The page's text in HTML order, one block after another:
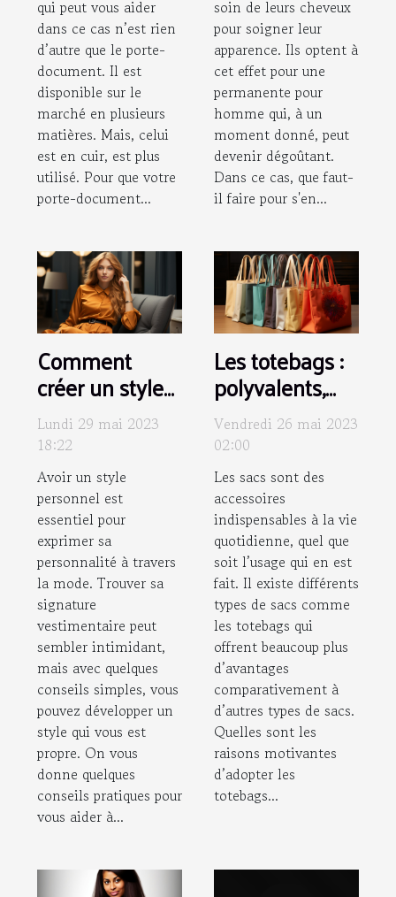
qui peut vous aider
dans ce cas n’est rien
d’autre que le porte-
document. Il est
disponible sur le
marché en plusieurs
matières. Mais, celui
est en cuir, est plus
utilisé. Pour que votre
porte-document...
soin de leurs cheveux
pour soigner leur
apparence. Ils optent à
cet effet pour une
permanente pour
homme qui, à un
moment donné, peut
devenir dégoûtant.
Dans ce cas, que faut-
il faire pour s'en...
Comment
créer un style
unique pour
soi ?
Lundi 29 mai 2023
18:22
Avoir un style
personnel est
essentiel pour
exprimer sa
personnalité à travers
la mode. Trouver sa
signature
vestimentaire peut
sembler intimidant,
mais avec quelques
conseils simples, vous
pouvez développer un
style qui vous est
propre. On vous
donne quelques
conseils pratiques pour
vous aider à...
Les totebags :
polyvalents,
écologiques,
personnalisés
et tendances
Vendredi 26 mai 2023
02:00
Les sacs sont des
accessoires
indispensables à la vie
quotidienne, quel que
soit l’usage qui en est
fait. Il existe différents
types de sacs comme
les totebags qui
offrent beaucoup plus
d’avantages
comparativement à
d’autres types de sacs.
Quelles sont les
raisons motivantes
d’adopter les
totebags...